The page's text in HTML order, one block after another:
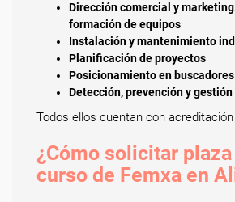
Dirección comercial y
formación de equipos
Instalación y mantenimiento
Planificación de proyectos
Posicionamiento en buscadores
Detección, prevención y
Todos ellos cuentan con
¿Cómo solicitar
curso de Femxa en